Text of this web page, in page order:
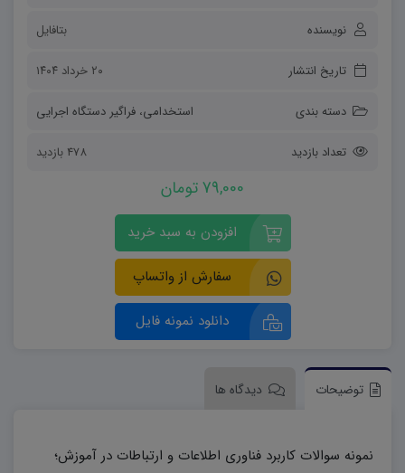
نویسنده بتافایل
تاریخ انتشار ۲۰ خرداد ۱۴۰۴
دسته بندی استخدامی، فراگیر دستگاه اجرایی
تعداد بازدید 478 بازدید
79,000 تومان
افزودن به سبد خرید
سفارش از واتساپ
دانلود نمونه فایل
توضیحات دیدگاه ها
نمونه سوالات کاربرد فناوری اطلاعات و ارتباطات در آموزش؛